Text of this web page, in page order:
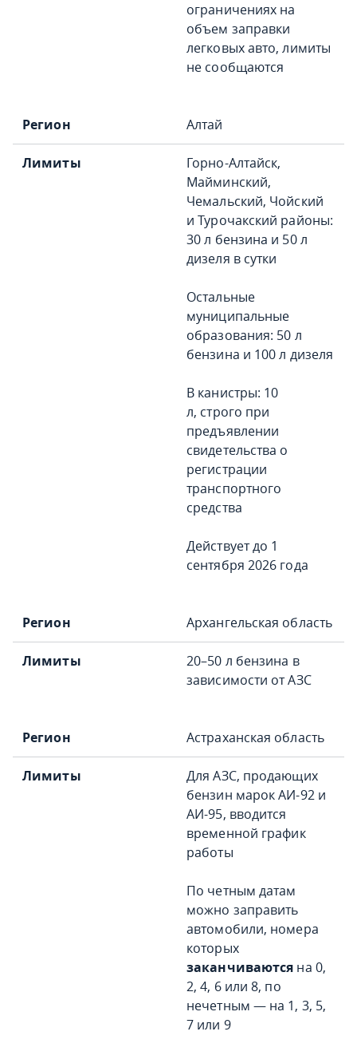
ограничениях на
объем заправки
легковых авто, лимиты
не сообщаются
Алтай
Горно-Алтайск,
Майминский,
Чемальский, Чойский
и Турочакский районы:
30 л бензина и 50 л
дизеля в сутки
Остальные
муниципальные
образования: 50 л
бензина и 100 л дизеля
В канистры: 10
л, строго при
предъявлении
свидетельства о
регистрации
транспортного
средства
Действует до 1
сентября 2026 года
Архангельская область
20–50 л бензина в
зависимости от АЗС
Астраханская область
Для АЗС, продающих
бензин марок АИ-92 и
АИ-95, вводится
временной график
работы
По четным датам
можно заправить
автомобили, номера
которых
заканчиваются на 0,
2, 4, 6 или 8, по
нечетным — на 1, 3, 5,
7 или 9